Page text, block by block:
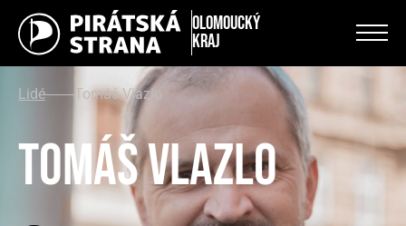
Olomoucký
kraj
Lidé Tomáš Vlazlo
Tomáš Vlazlo